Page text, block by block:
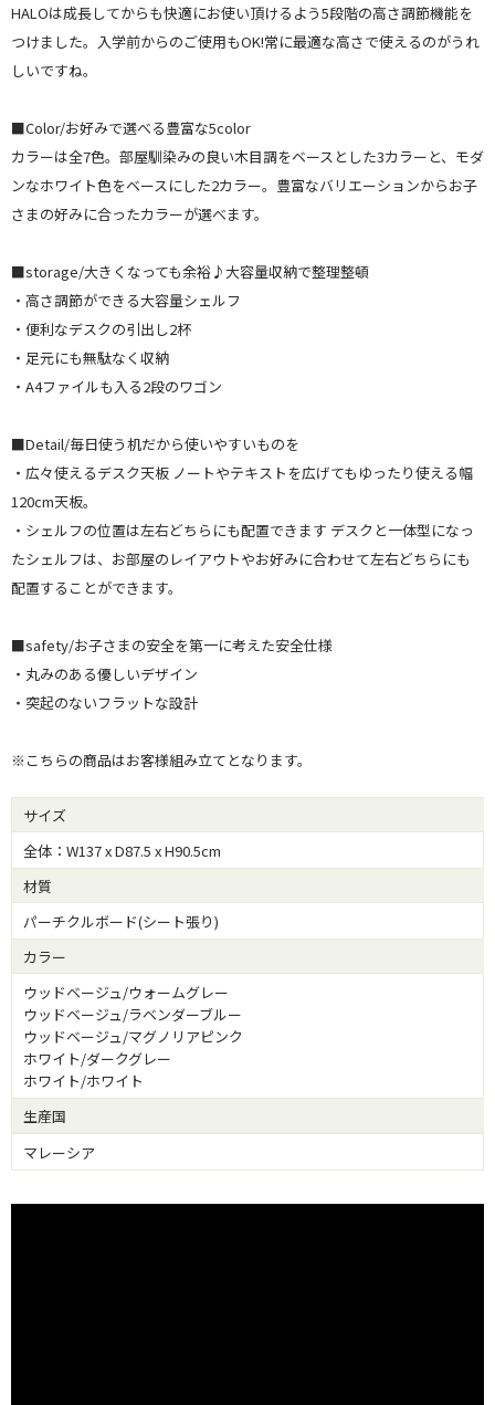
HALOは成長してからも快適にお使い頂けるよう5段階の高さ調節機能を
つけました。入学前からのご使用もOK!常に最適な高さで使えるのがうれ
しいですね。
■Color/お好みで選べる豊富な5color
カラーは全7色。部屋馴染みの良い木目調をベースとした3カラーと、モダ
ンなホワイト色をベースにした2カラー。豊富なバリエーションからお子
さまの好みに合ったカラーが選べます。
■storage/大きくなっても余裕♪大容量収納で整理整頓
・高さ調節ができる大容量シェルフ
・便利なデスクの引出し2杯
・足元にも無駄なく収納
・A4ファイルも入る2段のワゴン
■Detail/毎日使う机だから使いやすいものを
・広々使えるデスク天板 ノートやテキストを広げてもゆったり使える幅
120cm天板。
・シェルフの位置は左右どちらにも配置できます デスクと一体型になっ
たシェルフは、お部屋のレイアウトやお好みに合わせて左右どちらにも
配置することができます。
■safety/お子さまの安全を第一に考えた安全仕様
・丸みのある優しいデザイン
・突起のないフラットな設計
※こちらの商品はお客様組み立てとなります。
サイズ
全体：W137 x D87.5 x H90.5cm
材質
パーチクルボード(シート張り)
カラー
ウッドベージュ/ウォームグレー
ウッドベージュ/ラベンダーブルー
ウッドベージュ/マグノリアピンク
ホワイト/ダークグレー
ホワイト/ホワイト
生産国
マレーシア